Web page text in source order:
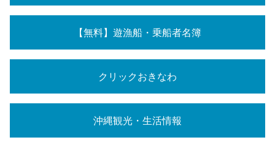
【無料】遊漁船・乗船者名簿
クリックおきなわ
沖縄観光・生活情報